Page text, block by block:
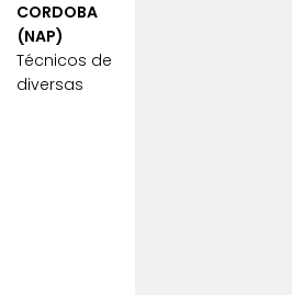
CORDOBA
(NAP)
Técnicos de
diversas